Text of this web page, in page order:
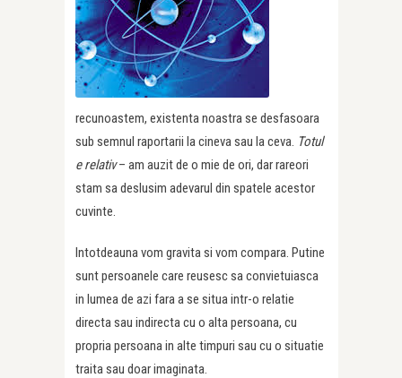
recunoastem, existenta noastra se desfasoara
sub semnul raportarii la cineva sau la ceva. Totul
e relativ– am auzit de o mie de ori, dar rareori
stam sa deslusim adevarul din spatele acestor
cuvinte.
Intotdeauna vom gravita si vom compara. Putine
sunt persoanele care reusesc sa convietuiasca
in lumea de azi fara a se situa intr-o relatie
directa sau indirecta cu o alta persoana, cu
propria persoana in alte timpuri sau cu o situatie
traita sau doar imaginata.